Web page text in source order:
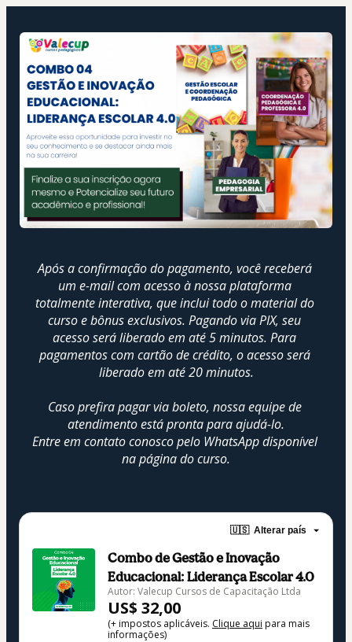
Após a confirmação do pagamento, você receberá
um e-mail com acesso à nossa plataforma
totalmente interativa, que inclui todo o material do
curso e bônus exclusivos. Pagando via PIX, seu
acesso será liberado em até 5 minutos. Para
pagamentos com cartão de crédito, o acesso será
liberado em até 20 minutos.
Caso prefira pagar via boleto, nossa equipe de
atendimento está pronta para ajudá-lo.
Entre em contato conosco pelo WhatsApp disponível
na página do curso.
🇺🇸 Alterar país
Combo de Gestão e Inovação
Educacional: Liderança Escolar 4.0
Autor: Valecup Cursos de Capacitação Ltda
US$ 32,00
(+ impostos aplicáveis. Clique aqui para mais
informações)